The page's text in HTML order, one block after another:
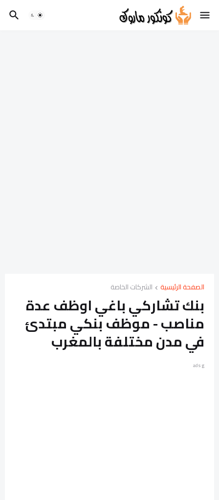
الصفحة الرئيسية الشركات الخاصة
بنك تشاركي باغي اوظف عدة
مناصب - موظف بنكي مبتدئ
في مدن مختلفة بالمغرب
ads g